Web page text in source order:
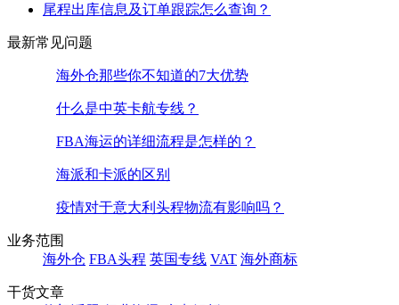
尾程出库信息及订单跟踪怎么查询？
最新常见问题
海外仓那些你不知道的7大优势
什么是中英卡航专线？
FBA海运的详细流程是怎样的？
海派和卡派的区别
疫情对于意大利头程物流有影响吗？
业务范围
海外仓 FBA头程 英国专线 VAT 海外商标
干货文章